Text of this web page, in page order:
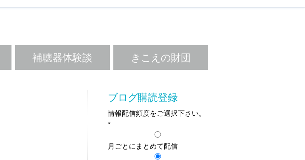
補聴器体験談 きこえの財団
ブログ購読登録
情報配信頻度をご選択下さい。
*
月ごとにまとめて配信